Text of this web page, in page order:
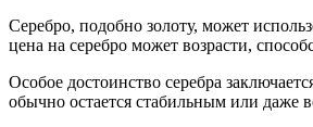
Серебро, подобно золоту, может
цена на серебро может возрасти,
Особое достоинство серебра
обычно остается стабильным или даже